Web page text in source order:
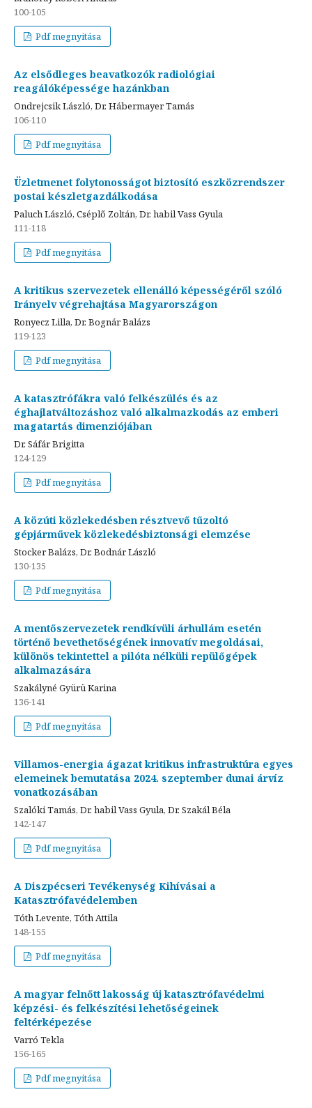
100-105
Pdf megnyitása
Az elsődleges beavatkozók radiológiai
reagálóképessége hazánkban
Ondrejcsik László, Dr. Hábermayer Tamás
106-110
Pdf megnyitása
Üzletmenet folytonosságot biztosító eszközrendszer
postai készletgazdálkodása
Paluch László, Cséplő Zoltán, Dr. habil Vass Gyula
111-118
Pdf megnyitása
A kritikus szervezetek ellenálló képességéről szóló
Irányelv végrehajtása Magyarországon
Ronyecz Lilla, Dr. Bognár Balázs
119-123
Pdf megnyitása
A katasztrófákra való felkészülés és az
éghajlatváltozáshoz való alkalmazkodás az emberi
magatartás dimenziójában
Dr. Sáfár Brigitta
124-129
Pdf megnyitása
A közúti közlekedésben résztvevő tűzoltó
gépjárművek közlekedésbiztonsági elemzése
Stocker Balázs, Dr. Bodnár László
130-135
Pdf megnyitása
A mentőszervezetek rendkívüli árhullám esetén
történő bevethetőségének innovatív megoldásai,
különös tekintettel a pilóta nélküli repülőgépek
alkalmazására
Szakályné Gyürü Karina
136-141
Pdf megnyitása
Villamos-energia ágazat kritikus infrastruktúra egyes
elemeinek bemutatása 2024. szeptember dunai árvíz
vonatkozásában
Szalóki Tamás, Dr. habil Vass Gyula, Dr. Szakál Béla
142-147
Pdf megnyitása
A Diszpécseri Tevékenység Kihívásai a
Katasztrófavédelemben
Tóth Levente, Tóth Attila
148-155
Pdf megnyitása
A magyar felnőtt lakosság új katasztrófavédelmi
képzési- és felkészítési lehetőségeinek
feltérképezése
Varró Tekla
156-165
Pdf megnyitása